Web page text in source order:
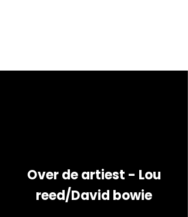
Over de artiest - Lou
reed/David bowie